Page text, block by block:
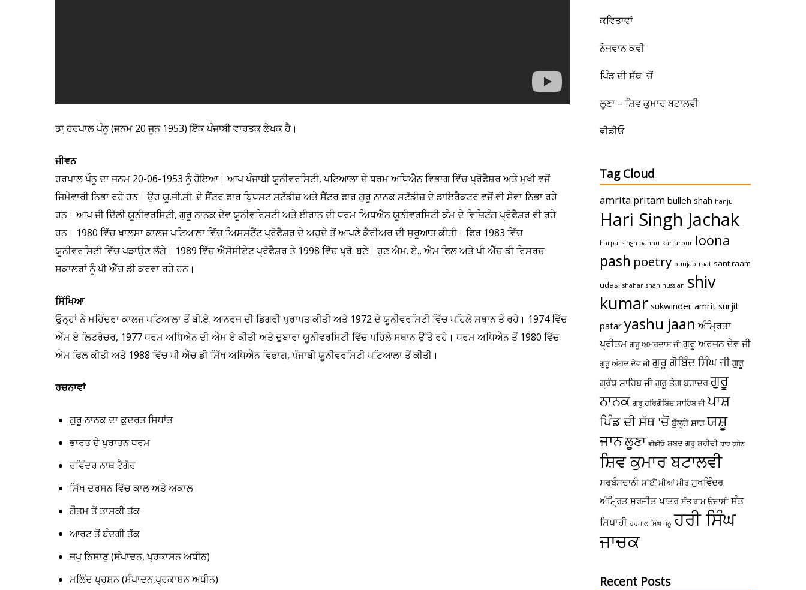
ਡਾ਼ ਹਰਪਾਲ ਪੰਨੂ (ਜਨਮ 20 ਜੂਨ 1953) ਇੱਕ ਪੰਜਾਬੀ ਵਾਰਤਕ ਲੇਖਕ ਹੈ।
ਜੀਵਨ
ਹਰਪਾਲ ਪੰਨੂ ਦਾ ਜਨਮ 20-06-1953 ਨੂੰ ਹੋਇਆ। ਆਪ ਪੰਜਾਬੀ ਯੂਨੀਵਰਸਿਟੀ, ਪਟਿਆਲਾ ਦੇ ਧਰਮ ਅਧਿਐਨ ਵਿਭਾਗ ਵਿੱਚ ਪ੍ਰੋਫੈਸ਼ਰ ਅਤੇ ਮੁਖੀ ਵਜੋਂ
ਜਿਮੇਵਾਰੀ ਨਿਭਾ ਰਹੇ ਹਨ। ਉਹ ਯੂ.ਜੀ.ਸੀ. ਦੇ ਸੈਂਟਰ ਫਾਰ ਬੁਿਧਸਟ ਸਟੱਡੀਜ਼ ਅਤੇ ਸੈਂਟਰ ਫਾਰ ਗੁਰੂ ਨਾਨਕ ਸਟੱਡੀਜ਼ ਦੇ ਡਾਇਰੈਕਟਰ ਵਜੋਂ ਵੀ ਸੇਵਾ ਨਿਭਾ ਰਹੇ
ਹਨ। ਆਪ ਜੀ ਦਿੱਲੀ ਯੂਨੀਵਰਸਿਟੀ, ਗੁਰੂ ਨਾਨਕ ਦੇਵ ਯੂਨੀਵਰਿਸਟੀ ਅਤੇ ਈਰਾਨ ਦੀ ਧਰਮ ਅਿਧਐਨ ਯੂਨੀਵਰਸਿਟੀ ਕੰਮ ਦੇ ਵਿਜ਼ਿਟੰਗ ਪ੍ਰੋਫੈਸ਼ਰ ਵੀ ਰਹੇ
ਹਨ। 1980 ਵਿੱਚ ਖਾਲਸਾ ਕਾਲਜ ਪਟਿਆਲਾ ਵਿੱਚ ਅਿਸਸਟੈਂਟ ਪ੍ਰੋਫੈਸ਼ਰ ਦੇ ਅਹੁਦੇ ਤੋਂ ਆਪਣੇ ਕੈਰੀਅਰ ਦੀ ਸੁਰੂਆਤ ਕੀਤੀ। ਫਿਰ 1983 ਵਿੱਚ
ਯੂਨੀਵਰਸਿਟੀ ਵਿੱਚ ਪੜਾਉਣ ਲੱਗੇ। 1989 ਵਿੱਚ ਐਸੋਸੀਏਟ ਪ੍ਰੋਫੈਸ਼ਰ ਤੇ 1998 ਵਿੱਚ ਪ੍ਰੋ. ਬਣੇ। ਹੁਣ ਐਮ. ਏ., ਐਮ ਫਿਲ ਅਤੇ ਪੀ ਐੱਚ ਡੀ ਰਿਸਰਚ
ਸਕਾਲਰਾਂ ਨੂੰ ਪੀ ਐੱਚ ਡੀ ਕਰਵਾ ਰਹੇ ਹਨ।
ਸਿੱਖਿਆ
ਉਨ੍ਹਾਂ ਨੇ ਮਹਿੰਦਰਾ ਕਾਲਜ ਪਟਿਆਲਾ ਤੋਂ ਬੀ.ਏ. ਆਨਰਜ ਦੀ ਡਿਗਰੀ ਪ੍ਰਾਪਤ ਕੀਤੀ ਅਤੇ 1972 ਦੇ ਯੂਨੀਵਰਸਿਟੀ ਵਿੱਚ ਪਹਿਲੇ ਸਥਾਨ ਤੇ ਰਹੇ। 1974 ਵਿੱਚ
ਐੱਮ ਏ ਲਿਟਰੇਚਰ, 1977 ਧਰਮ ਅਧਿਐਨ ਦੀ ਐਮ ਏ ਕੀਤੀ ਅਤੇ ਦੁਬਾਰਾ ਯੂਨੀਵਰਸਿਟੀ ਵਿੱਚ ਪਹਿਲੇ ਸਥਾਨ ਉੱਤੇ ਰਹੇ। ਧਰਮ ਅਧਿਐਨ ਤੋਂ 1980 ਵਿੱਚ
ਐਮ ਫਿਲ ਕੀਤੀ ਅਤੇ 1988 ਵਿੱਚ ਪੀ ਐੱਚ ਡੀ ਸਿੱਖ ਅਧਿਐਨ ਵਿਭਾਗ, ਪੰਜਾਬੀ ਯੂਨੀਵਰਸਿਟੀ ਪਟਿਆਲਾ ਤੋਂ ਕੀਤੀ।
ਰਚਨਾਵਾਂ
ਗੁਰੂ ਨਾਨਕ ਦਾ ਕੁਦਰਤ ਸਿਧਾਂਤ
ਭਾਰਤ ਦੇ ਪੁਰਾਤਨ ਧਰਮ
ਰਵਿੰਦਰ ਨਾਥ ਟੈਗੋਰ
ਸਿੱਖ ਦਰਸਨ ਵਿੱਚ ਕਾਲ ਅਤੇ ਅਕਾਲ
ਗੌਤਮ ਤੋਂ ਤਾਸਕੀ ਤੱਕ
ਆਰਟ ਤੋਂ ਬੰਦਗੀ ਤੱਕ
ਜਪੁ ਨਿਸਾਣੁ (ਸੰਪਾਦਨ, ਪ੍ਰਕਾਸਨ ਅਧੀਨ)
ਮਲਿੰਦ ਪ੍ਰਸ਼ਨ (ਸੰਪਾਦਨ,ਪ੍ਰਕਾਸ਼ਨ ਅਧੀਨ)
ਕਵਿਤਾਵਾਂ
ਨੌਜਵਾਨ ਕਵੀ
ਪਿੰਡ ਦੀ ਸੱਥ 'ਚੋਂ
ਲੂਣਾ – ਸ਼ਿਵ ਕੁਮਾਰ ਬਟਾਲਵੀ
ਵੀਡੀਓ
Tag Cloud
amrita pritam bulleh shah hanju
Hari Singh Jachak
harpal singh pannu kartarpur loona
pash poetry punjab raat sant raam
udasi shahar shah hussian shiv
kumar sukwinder amrit surjit
patar yashu jaan ਅੰਮ੍ਰਿਤਾ
ਪ੍ਰੀਤਮ ਗੁਰੂ ਅਮਰਦਾਸ ਜੀ ਗੁਰੂ ਅਰਜਨ ਦੇਵ ਜੀ
ਗੁਰੂ ਅੰਗਦ ਦੇਵ ਜੀ ਗੁਰੂ ਗੋਬਿੰਦ ਸਿੰਘ ਜੀ ਗੁਰੂ
ਗ੍ਰੰਥ ਸਾਹਿਬ ਜੀ ਗੁਰੂ ਤੇਗ ਬਹਾਦਰ ਗੁਰੂ
ਨਾਨਕ ਗੁਰੂ ਹਰਿਗੋਬਿੰਦ ਸਾਹਿਬ ਜੀ ਪਾਸ਼
ਪਿੰਡ ਦੀ ਸੱਥ 'ਚੋਂ ਬੁੱਲ੍ਹੇ ਸ਼ਾਹ ਯਸ਼ੂ
ਜਾਨਲੂਣਾ ਵੀਡੀਓ ਸ਼ਬਦ ਗੁਰੂ ਸ਼ਹੀਦੀ ਸ਼ਾਹ ਹੁਸੈਨ
ਸ਼ਿਵ ਕੁਮਾਰ ਬਟਾਲਵੀ
ਸਰਬੰਸਦਾਨੀ ਸਾਂਈਂ ਮੀਆਂ ਮੀਰ ਸੁਖਵਿੰਦਰ
ਅੰਮ੍ਰਿਤ ਸੁਰਜੀਤ ਪਾਤਰ ਸੰਤ ਰਾਮ ਉਦਾਸੀ ਸੰਤ
ਸਿਪਾਹੀ ਹਰਪਾਲ ਸਿੰਘ ਪੰਨੂ ਹਰੀ ਸਿੰਘ
ਜਾਚਕ
Recent Posts